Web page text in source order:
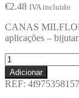
€2.48 IVA incluido
CANAS
aplicações –
Adicionar
REF: